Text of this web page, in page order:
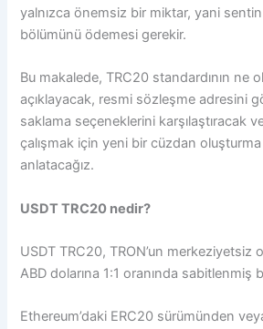
yalnızca önemsiz bir miktar, yani
bölümünü ödemesi gerekir.
Bu makalede, TRC20 standardının ne
açıklayacak, resmi sözleşme adresini
saklama seçeneklerini karşılaştıracak
çalışmak için yeni bir cüzdan oluşturma
anlatacağız.
USDT TRC20 nedir?
USDT TRC20, TRON’un merkeziyetsiz
ABD dolarına 1:1 oranında sabitlenmiş
Ethereum’daki ERC20 sürümünden